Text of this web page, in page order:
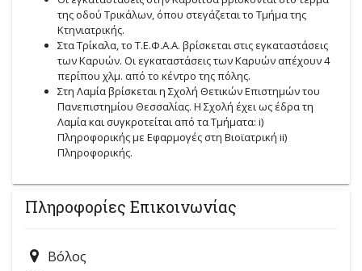
της οδού Τρικάλων, όπου στεγάζεται το Τμήμα της
Κτηνιατρικής.
Στα Τρίκαλα, το T.Ε.Φ.A.A. βρίσκεται στις εγκαταστάσεις
των Καρυών. Οι εγκαταστάσεις των Καρυών απέχουν 4
περίπου χλμ. από το κέντρο της πόλης.
Στη Λαμία βρίσκεται η Σχολή Θετικών Επιστημών του
Πανεπιστημίου Θεσσαλίας. Η Σχολή έχει ως έδρα τη
Λαμία και συγκροτείται από τα Τμήματα: i)
Πληροφορικής με Εφαρμογές στη Βιοϊατρική ii)
Πληροφορικής.
Πληροφορίες Επικοινωνίας
Βόλος